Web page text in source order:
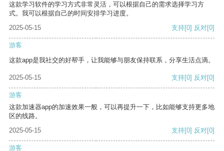
这款学习软件的学习方式非常灵活，可以根据自己的需求选择学习方
式。我可以根据自己的时间安排学习进度。
2025-05-15
支持[0] 反对[0]
游客
这款app是我社交的好帮手，让我能够与朋友保持联系，分享生活点滴。
2025-05-15 支持[0] 反对[0]
游客
这款加速器app的加速效果一般，可以再提升一下，比如能够支持更多地
区的线路。
2025-05-15
支持[0] 反对[0]
游客